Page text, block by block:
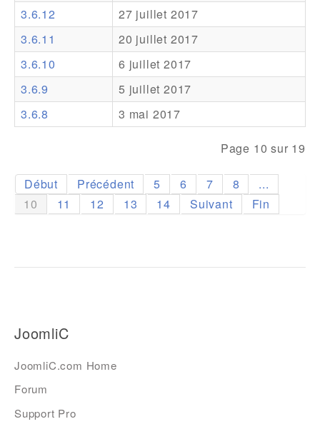
Support
Forum
Support Pro
3.6.12
27 juillet 2017
3.6.11
20 juillet 2017
3.6.10
6 juillet 2017
3.6.9
5 juillet 2017
3.6.8
3 mai 2017
Page 10 sur 19
Début Précédent 5 6 7 8
...
10
11 12 13 14 Suivant Fin
JoomliC
JoomliC.com Home
Forum
Support Pro